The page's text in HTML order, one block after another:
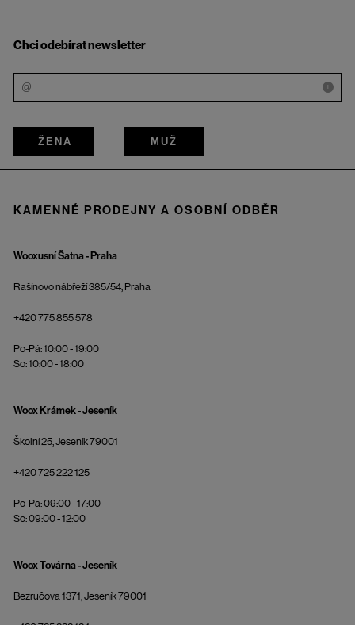
Chci odebírat newsletter
i
ŽENA MUŽ
KAMENNÉ PRODEJNY A OSOBNÍ ODBĚR
Wooxusní Šatna - Praha
Rašínovo nábřeží 385/54, Praha
+420 775 855 578
Po-Pá: 10:00 - 19:00
So: 10:00 - 18:00
Woox Krámek - Jeseník
Školní 25, Jeseník 79001
+420 725 222 125
Po-Pá: 09:00 - 17:00
So: 09:00 - 12:00
Woox Továrna - Jeseník
Bezručova 1371, Jeseník 79001